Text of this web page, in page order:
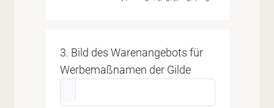
3. Bild des Warenangebots für
Werbemaßnamen der Gilde